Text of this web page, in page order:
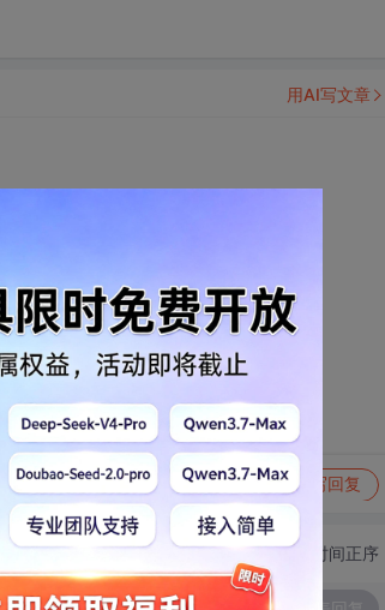
举报 写回复
用AI写文章
切换为时间正序